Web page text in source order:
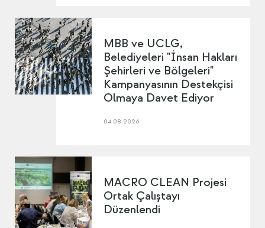
MBB ve UCLG,
Belediyeleri "İnsan Hakları
Şehirleri ve Bölgeleri"
Kampanyasının Destekçisi
Olmaya Davet Ediyor
04.08.2026
MACRO CLEAN Projesi
Ortak Çalıştayı
Düzenlendi